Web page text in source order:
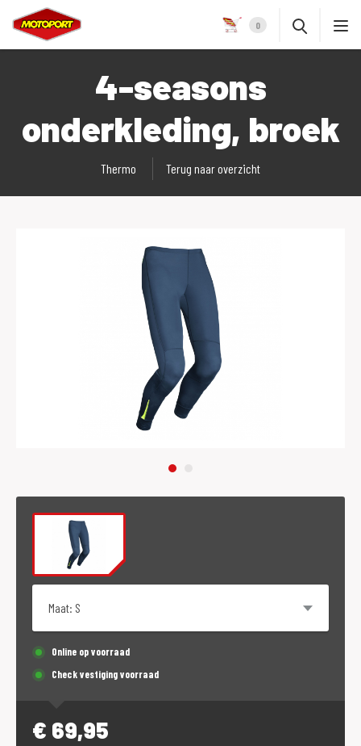
0
4-seasons
onderkleding, broek
Thermo Terug naar overzicht
Online op voorraad
Check vestiging voorraad
€ 69,95